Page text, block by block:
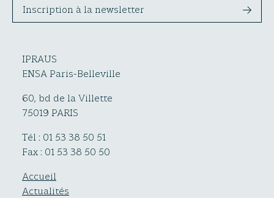
Inscription à la newsletter
IPRAUS
ENSA Paris-Belleville
60, bd de la Villette
75019 PARIS
Tél : 01 53 38 50 51
Fax : 01 53 38 50 50
Accueil
Actualités